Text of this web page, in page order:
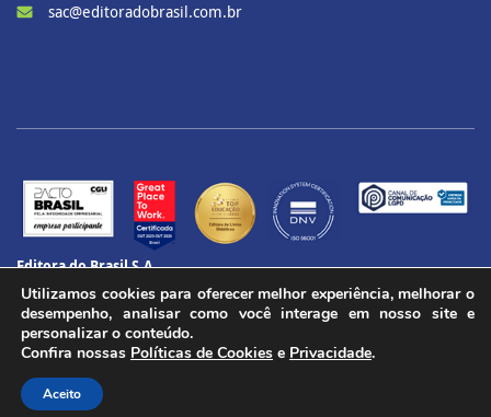
sac@editoradobrasil.com.br
Editora do Brasil S.A.
CNPJ: 60.657.574/0001-69
CENU – Avenida das Nações Unidas, 12901 – Torre Oeste, 20º andar
Brooklin Paulista, São Paulo - SP
CEP 04578-910
Todos os direitos reservados.
Utilizamos cookies para oferecer melhor experiência, melhorar o
desempenho, analisar como você interage em nosso site e
personalizar o conteúdo.
Confira nossas Políticas de Cookies e Privacidade.
Aceito